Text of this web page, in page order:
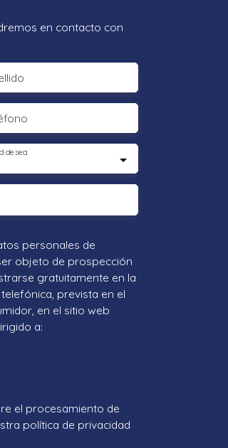
en contacto con
desea
personales de
objeto de prospección
gratuitamente en la
prevista en el
en el sitio web
a:
el procesamiento de
política de privacidad